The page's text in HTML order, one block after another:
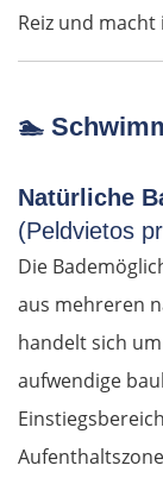
Reiz und
🏊
Natürliche
(Peldvietos
Die
aus mehreren
handelt sich
aufwendige